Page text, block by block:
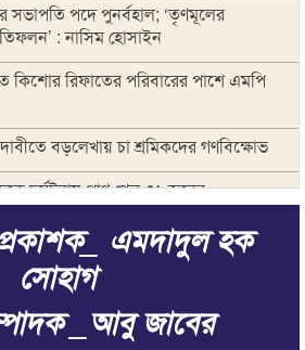
সভাপতি পদে পুনর্বহাল; ‘তৃণমূলের
: নাসিম হোসাইন
কিশোর রিফাতের পরিবারের পাশে এমপি
বড়লেখায় চা শ্রমিকদের গণবিক্ষোভ
দুর্ঘটনায় প্রাণ গেল ৩১ জনের
হোসাইন
সমিতির উদ্যোগে বৃক্ষরোপণ কর্মসূচি
দল নেতা আবুল কালাম মেম্বারের
এমদাদুল হক
সোহাগ
_আবু জাবের